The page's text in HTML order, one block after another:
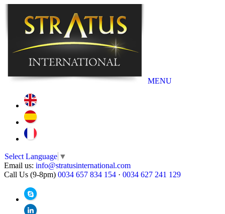
MENU
Select Language ▼
Email us: info@stratusinternational.com
Call Us (9-8pm) 0034 657 834 154 · 0034 627 241 129